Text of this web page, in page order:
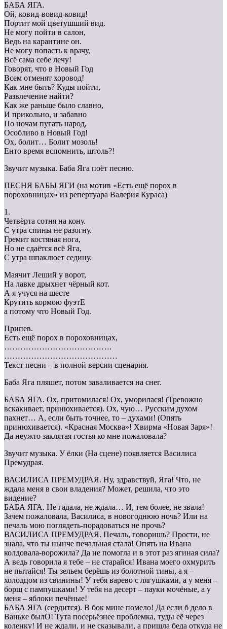
БАБА ЯГА.
Ой, ковид-вовид-ковид!
Портит мой цветушший вид.
Не могу пойти в салон,
Ведь на карантине он.
Не могу попасть к врачу,
Всё сама себе лечу!
Говорят, что в Новый Год
Всем отменят хоровод!
Как мне быть? Куды пойти,
Развлечение найти?
Как же раньше было славно,
И прикольно, и забавно
По ночам пугать народ,
Особливо в Новый Год!
Ох, болит… Болит мозоль!
Енто время вспомнить, штоль?!
Звучит музыка. Баба Яга поёт песню.
ПЕСНЯ БАБЫ ЯГИ (на мотив «Есть ещё порох в
пороховницах» из репертуара Валерия Кураса)
1.
Четвёрта сотня на кону.
С утра спины не разогну.
Гремит костяная нога,
Но не сдаётся всё Яга,
С утра шпаклюет седину.
Маячит Леший у ворот,
На лавке дрыхнет чёрный кот.
А я учуся на шесте
Крутить кормою фуэтЕ
а потому что Новый Год.
Припев.
Есть ещё порох в пороховницах,
………………………………….
……………………………………
Текст песни – в полной версии сценария.
Баба Яга пляшет, потом заваливается на снег.
БАБА ЯГА. Ох, притомилася! Ох, уморилася! (Тревожно
вскакивает, принюхивается). Ох, чую… Русским духом
пахнет… А, если быть точнее, то – духами! (Опять
принюхивается). «Красная Москва»! Хвирма «Новая Заря»!
Да неужто заклятая гостья ко мне пожаловала?
Звучит музыка. У ёлки (На сцене) появляется Василиса
Премудрая.
ВАСИЛИСА ПРЕМУДРАЯ. Ну, здравствуй, Яга! Что, не
ждала меня в свои владения? Может, решила, что это
видение?
БАБА ЯГА. Не гадала, не ждала… И, тем более, не звала!
Зачем пожаловала, Василиса, в новогоднюю ночь? Или на
печаль мою поглядеть-порадоваться не прочь?
ВАСИЛИСА ПРЕМУДРАЯ. Печаль, говоришь? Прости, не
знала, что ты нынче печальная стала! Опять на Ивана
колдовала-ворожила? Да не помогла и в этот раз ягиная сила?
А ведь говорила я тебе – не старайся! Ивана моего охмурить
не пытайся! Ты зельем берёшь из болотной тины, а я –
холодцом из свинины! У тебя варево с лягушками, а у меня –
борщ с пампушками! У тебя на десерт – пауки мочёные, а у
меня – яблоки печёные!
БАБА ЯГА (сердится). В бок мине помело! Да если б дело в
Ваньке былО! Тута посерьёзнее проблемка, туды её через
коленку! И не ждали, и не сказывали, а пришла беда откуда не